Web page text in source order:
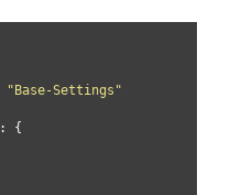
"Base-Settings"
: {